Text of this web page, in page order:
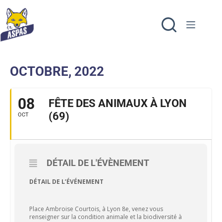
OCTOBRE, 2022
08
OCT
FÊTE DES ANIMAUX À LYON
(69)
DÉTAIL DE L'ÉVÈNEMENT
DÉTAIL DE L’ÉVÉNEMENT
Place Ambroise Courtois, à Lyon 8e, venez vous
renseigner sur la condition animale et la biodiversité à